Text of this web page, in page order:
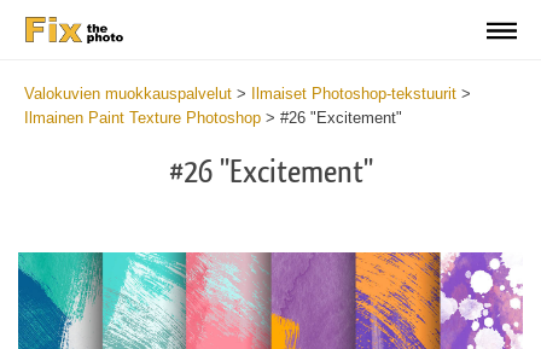
Valokuvien muokkauspalvelut > Ilmaiset Photoshop-tekstuurit >
Ilmainen Paint Texture Photoshop > #26 "Excitement"
#26 "Excitement"